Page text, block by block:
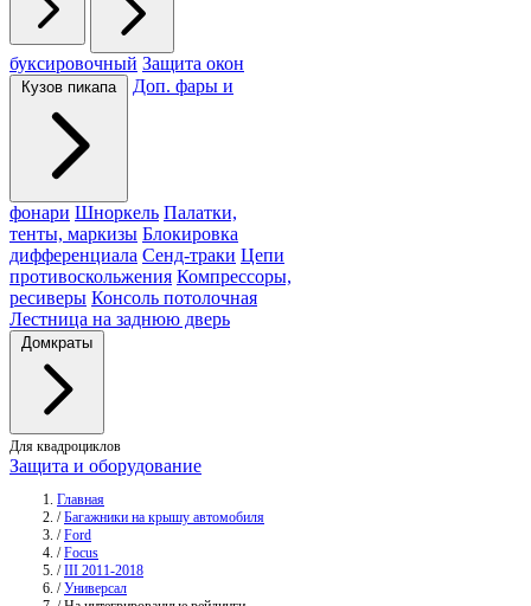
буксировочный Защита окон
Кузов пикапа Доп. фары и
фонари Шноркель Палатки,
тенты, маркизы Блокировка
дифференциала Сенд-траки Цепи
противоскольжения Компрессоры,
ресиверы Консоль потолочная
Лестница на заднюю дверь
Домкраты
Для квадроциклов
Защита и оборудование
Главная
/ Багажники на крышу автомобиля
/ Ford
/ Focus
/ III 2011-2018
/ Универсал